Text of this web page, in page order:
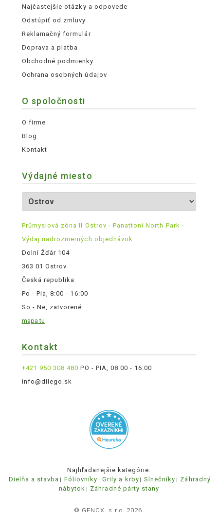
Najčastejšie otázky a odpovede
Odstúpiť od zmluvy
Reklamačný formulár
Doprava a platba
Obchodné podmienky
Ochrana osobných údajov
O spoločnosti
O firme
Blog
Kontakt
Výdajné miesto
Průmyslová zóna II Ostrov - Panattoni North Park -
Výdaj nadrozmerných objednávok
Dolní Žďár 104
363 01 Ostrov
Česká republika
Po - Pia, 8:00 - 16:00
So - Ne, zatvorené
mapa tu
Kontakt
+421 950 308 480 PO - PIA, 08:00 - 16:00
info@dilego.sk
Najhľadanejšie kategórie:
Dielňa a stavba
Fóliovníky Grily a krby Slnečníky
Záhradný
nábytok
Záhradné párty stany
© GENOX, s.r.o. 2026.